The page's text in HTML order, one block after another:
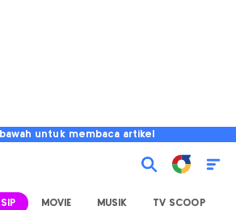
untuk membaca artikel
MOVIE MUSIK TV SCOOP